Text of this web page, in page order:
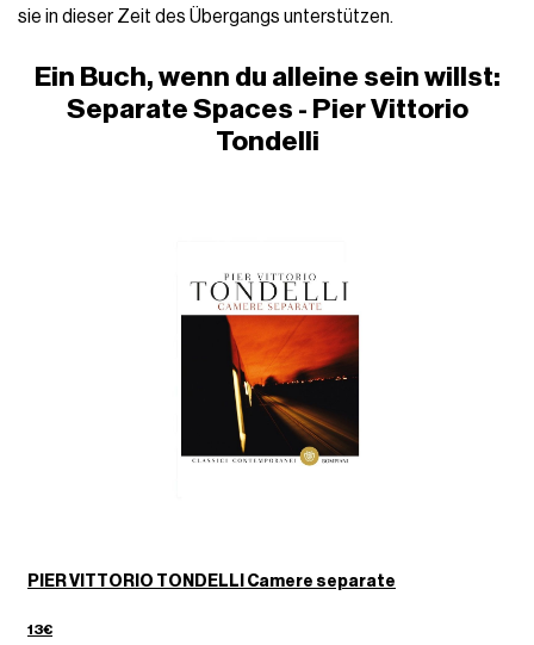
sie in dieser Zeit des Übergangs unterstützen.
Ein Buch, wenn du alleine sein willst:
Separate Spaces - Pier Vittorio
Tondelli
PIER VITTORIO TONDELLI Camere separate
13€